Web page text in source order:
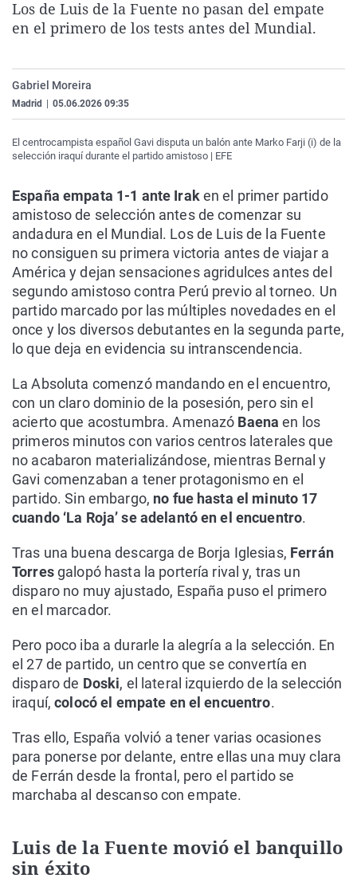
La rosa de los vientos
Como el perro y el
Caso
Equipo de
Extremadura
La Rioja
País Vasco
Virales
Elecciones
Los de Luis de la Fuente no pasan del empate
en el primero de los tests antes del Mundial.
Gabriel Moreira
Madrid 05.06.2026 09:35
El centrocampista español Gavi disputa un balón ante Marko Farji (i) de la
selección iraquí durante el partido amistoso | EFE
España empata 1-1 ante Iraken el primer partido
amistoso de selección antes de comenzar su
andadura en el Mundial. Los de Luis de la Fuente
no consiguen su primera victoria antes de viajar a
América y dejan sensaciones agridulces antes del
segundo amistoso contra Perú previo al torneo. Un
partido marcado por las múltiples novedades en el
once y los diversos debutantes en la segunda parte,
lo que deja en evidencia su intranscendencia.
La Absoluta comenzó mandando en el encuentro,
con un claro dominio de la posesión, pero sin el
acierto que acostumbra. Amenazó Baenaen los
primeros minutos con varios centros laterales que
no acabaron materializándose, mientras Bernal y
Gavi comenzaban a tener protagonismo en el
partido. Sin embargo, no fue hasta el minuto 17
cuando ‘La Roja’ se adelantó en el encuentro.
Tras una buena descarga de Borja Iglesias, Ferrán
Torresgalopó hasta la portería rival y, tras un
disparo no muy ajustado, España puso el primero
en el marcador.
Pero poco iba a durarle la alegría a la selección. En
el 27 de partido, un centro que se convertía en
disparo de Doski, el lateral izquierdo de la selección
iraquí,colocó el empate en el encuentro.
Tras ello, España volvió a tener varias ocasiones
para ponerse por delante, entre ellas una muy clara
de Ferrán desde la frontal, pero el partido se
marchaba al descanso con empate.
Luis de la Fuente movió el banquillo
sin éxito